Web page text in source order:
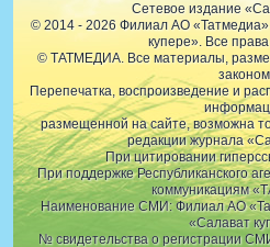
Сетевое издание
© 2014 - 2026 Филиал АО
купере». Все
© ТАТМЕДИА. Все материалы,
Перепечатка, воспроизведение и
размещенной на сайте, возможна
редакции журнала
При цитировании
При поддержке Республиканского
коммуникациям
Наименование СМИ: Филиал АО
«Салават
№ свидетельства о регистрации